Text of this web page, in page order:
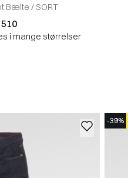
Bælte / SORT
510
i mange størrelser
-39%